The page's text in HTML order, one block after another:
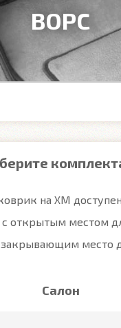
ВОРС
на XM
с открытым местом
закрывающим место
Салон